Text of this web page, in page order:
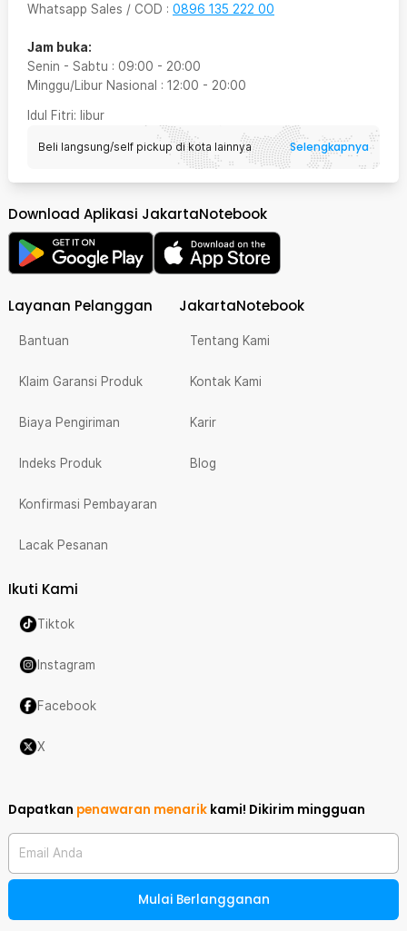
Whatsapp Sales / COD : 0896 135 222 00
Jam buka:
Senin - Sabtu : 09:00 - 20:00
Minggu/Libur Nasional : 12:00 - 20:00
Idul Fitri: libur
Beli langsung/self pickup di kota lainnya Selengkapnya
Download Aplikasi JakartaNotebook
Layanan Pelanggan
Bantuan
Klaim Garansi Produk
Biaya Pengiriman
Indeks Produk
Konfirmasi Pembayaran
Lacak Pesanan
JakartaNotebook
Tentang Kami
Kontak Kami
Karir
Blog
Ikuti Kami
Tiktok
Instagram
Facebook
X
Dapatkan penawaran menarik kami! Dikirim mingguan
Email Anda
Mulai Berlangganan